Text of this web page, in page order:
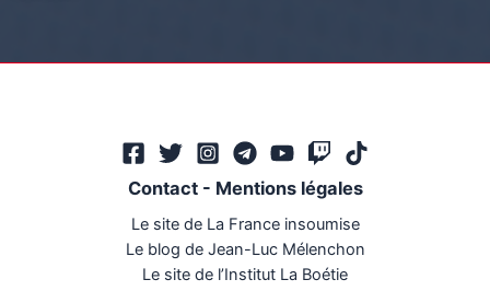
Contact- Mentions légales
Le site de La France insoumise
Le blog de Jean-Luc Mélenchon
Le site de l’Institut La Boétie